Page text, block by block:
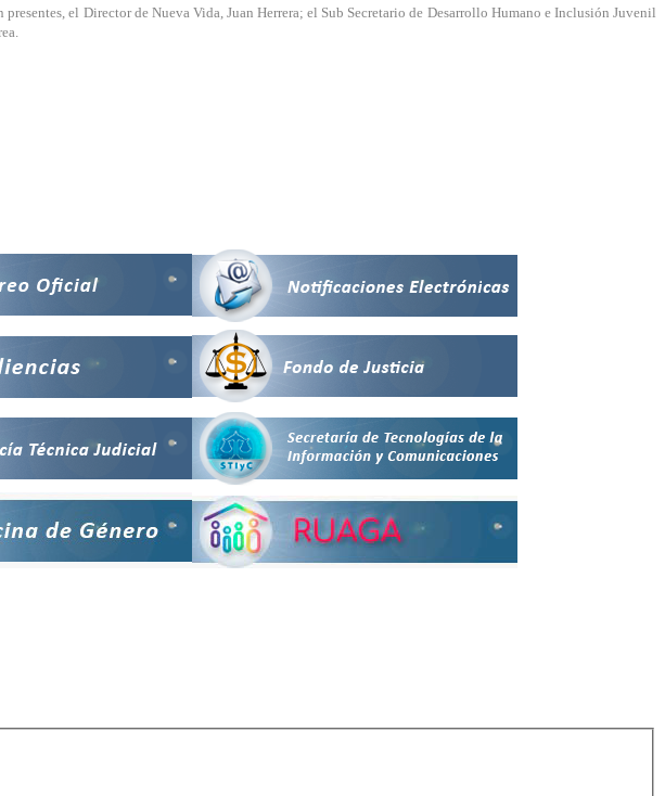
el Director de Nueva Vida, Juan Herrera; el Sub Secretario de Desarrollo Humano e Inclusión Juvenil